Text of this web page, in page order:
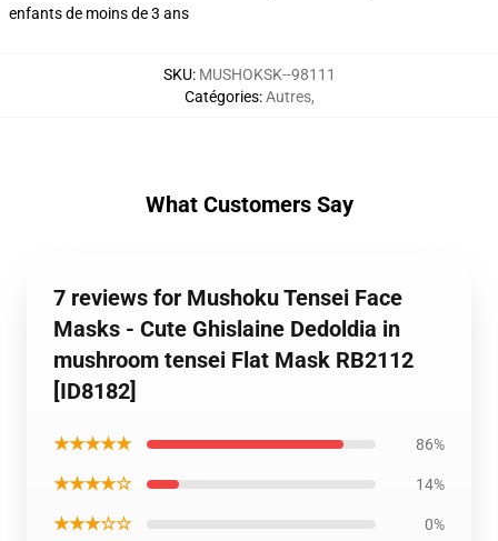
enfants de moins de 3 ans
SKU: MUSHOKSK--98111
Catégories:Autres,
What Customers Say
7 reviews for Mushoku Tensei Face
Masks - Cute Ghislaine Dedoldia in
mushroom tensei Flat Mask RB2112
[ID8182]
★★★★★ 86%
★★★★☆ 14%
★★★☆☆ 0%